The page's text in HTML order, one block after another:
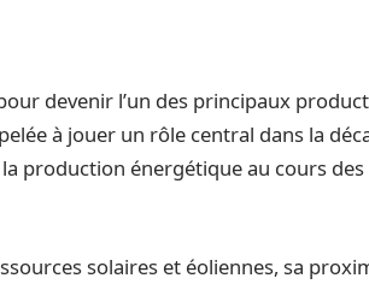
devenir l’un des principaux
à jouer un rôle central dans la
production énergétique au cours
solaires et éoliennes, sa